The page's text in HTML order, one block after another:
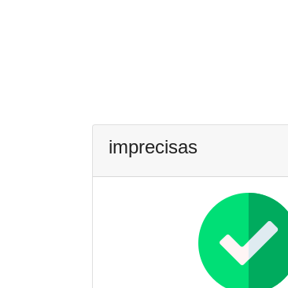
imprecisas